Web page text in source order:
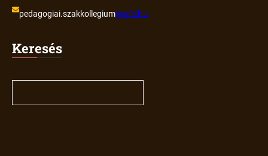
pedagogiai.szakkollegium@gfe.hu
Keresés
S
e